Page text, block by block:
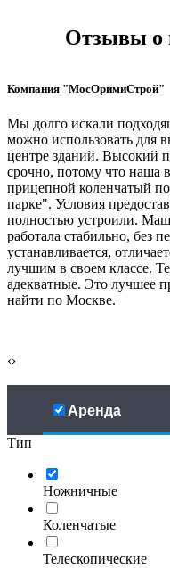
Отзывы о
Компания "МосОримиСтрой"
Мы долго искали
можно использовать для
центре зданий. Высокий
срочно, потому что
прицепной коленчатый
парке". Условия
полностью устроили.
работала стабильно, без
устанавливается,
лучшим в своем классе.
адекватные. Это лучшее
найти по Москве.
‹›
Аренда
Тип
Ножничные
Коленчатые
Телескопические